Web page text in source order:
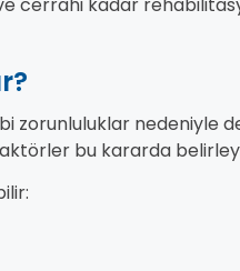
cerrahi kadar
zorunluluklar nedeniyle
bu kararda